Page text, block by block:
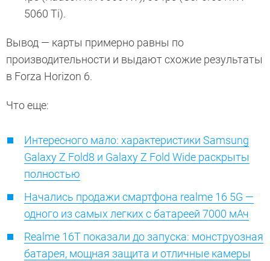
5060 Ti).
Вывод — карты примерно равны по
производительности и выдают схожие результаты
в Forza Horizon 6.
Что еще:
Интересного мало: характеристики Samsung
Galaxy Z Fold8 и Galaxy Z Fold Wide раскрыты
полностью
Начались продажи смартфона realme 16 5G —
одного из самых легких с батареей 7000 мАч
Realme 16T показали до запуска: монструозная
батарея, мощная защита и отличные камеры